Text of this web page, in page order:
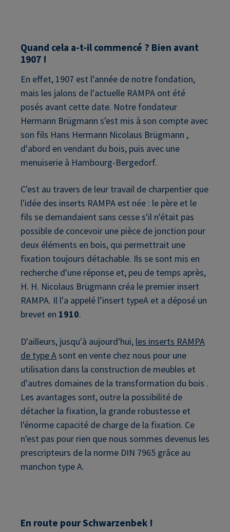
Quand cela a-t-il commencé ? Bien avant
1907 !
En effet, 1907 est l'année de notre fondation,
mais les jalons de l'actuelle RAMPA ont été
posés avant cette date. Notre fondateur
Hermann Brügmann s'est mis à son compte avec
son fils Hans Hermann Nicolaus Brügmann ,
d'abord en vendant du bois, puis avec une
menuiserie à Hambourg-Bergedorf.
C'est au travers de leur travail de charpentier que
l'idée des inserts RAMPA est née : le père et le
fils se demandaient sans cesse s'il n'était pas
possible de concevoir une pièce de jonction pour
deux éléments en bois, qui permettrait une
fixation toujours détachable. Ils se sont mis en
recherche d'une réponse et, peu de temps après,
H. H. Nicolaus Brügmann créa le premier insert
RAMPA. Il l'a appelé l’insert typeA et a déposé un
brevet en 1910.
D'ailleurs, jusqu'à aujourd'hui, les inserts RAMPA
de type Asont en vente chez nous pour une
utilisation dans la construction de meubles et
d'autres domaines de la transformation du bois .
Les avantages sont, outre la possibilité de
détacher la fixation, la grande robustesse et
l'énorme capacité de charge de la fixation. Ce
n'est pas pour rien que nous sommes devenus les
prescripteurs de la norme DIN 7965 grâce au
manchon type A.
En route pour Schwarzenbek !